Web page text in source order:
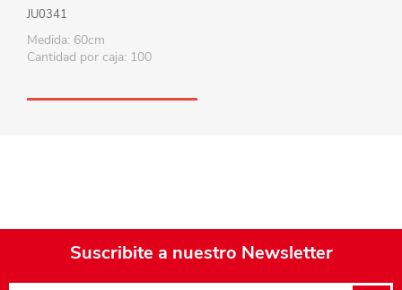
JU0341
Medida: 60cm
Cantidad por caja: 100
Suscribite a nuestro Newsletter